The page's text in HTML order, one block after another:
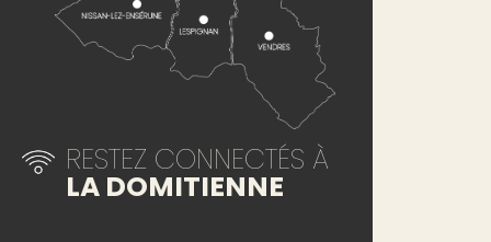
RESTEZ CONNECTÉS À
LA DOMITIENNE